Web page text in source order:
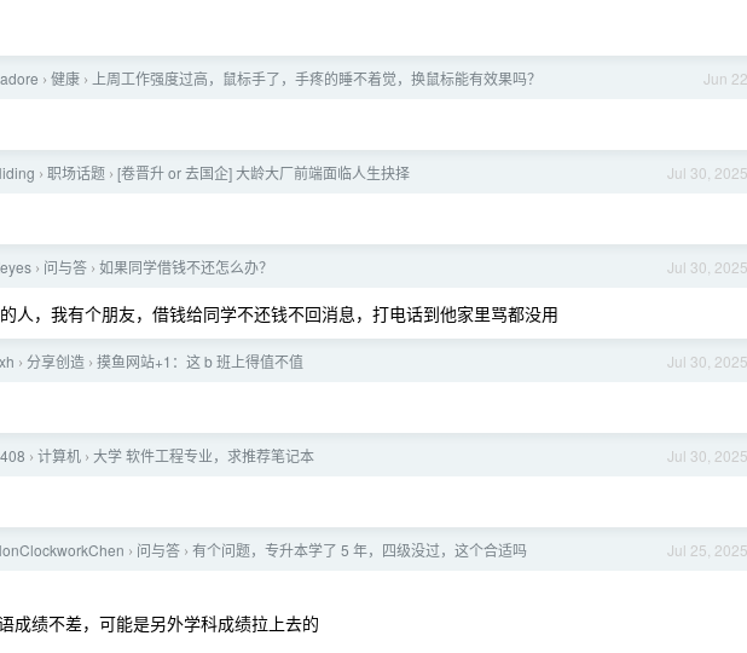
Jun 22
› 健康 › 上周工作强度过高，鼠标手了，手疼的睡不着觉，换鼠标能有效果吗？
Jul 30, 2025
› 职场话题 › [卷晋升 or 去国企] 大龄大厂前端面临人生抉择
Jul 30, 2025
› 问与答 › 如果同学借钱不还怎么办？
人，我有个朋友，借钱给同学不还钱不回消息，打电话到他家里骂都没用
Jul 30, 2025
› 分享创造 › 摸鱼网站+1：这 b 班上得值不值
Jul 30, 2025
› 计算机 › 大学 软件工程专业，求推荐笔记本
Jul 25, 2025
› 问与答 › 有个问题，专升本学了 5 年，四级没过，这个合适吗
成绩不差，可能是另外学科成绩拉上去的